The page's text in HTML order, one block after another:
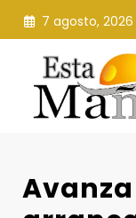
Saltar
contenido
7 agosto, 2026